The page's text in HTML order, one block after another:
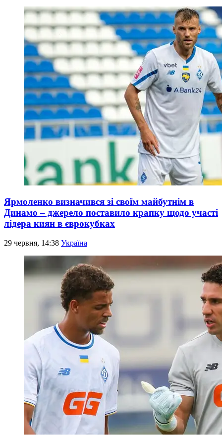
Ярмоленко визначився зі своїм майбутнім в
Динамо – джерело поставило крапку щодо участі
лідера киян в єврокубках
29 червня, 14:38 Україна